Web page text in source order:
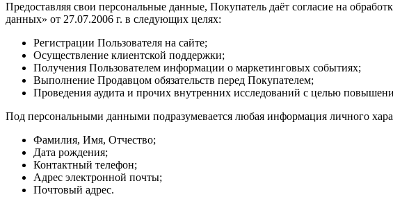
Предоставляя свои персональные данные, Покупатель даёт согласие на
данных» от 27.07.2006 г. в следующих целях:
Регистрации Пользователя на сайте;
Осуществление клиентской поддержки;
Получения Пользователем информации о маркетинговых событиях;
Выполнение Продавцом обязательств перед Покупателем;
Проведения аудита и прочих внутренних исследований с целью
Под персональными данными подразумевается любая информация личного
Фамилия, Имя, Отчество;
Дата рождения;
Контактный телефон;
Адрес электронной почты;
Почтовый адрес.